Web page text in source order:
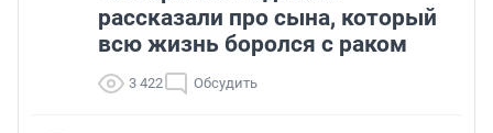
рассказали про сына, который
всю жизнь боролся с раком
3 422 Обсудить